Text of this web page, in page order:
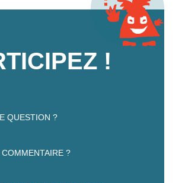
!
QUESTION ?
COMMENTAIRE ?